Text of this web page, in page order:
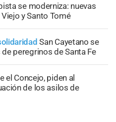
se moderniza: nuevas
y Santo Tomé
San Cayetano se
peregrinos de Santa Fe
el Concejo, piden al
de los asilos de